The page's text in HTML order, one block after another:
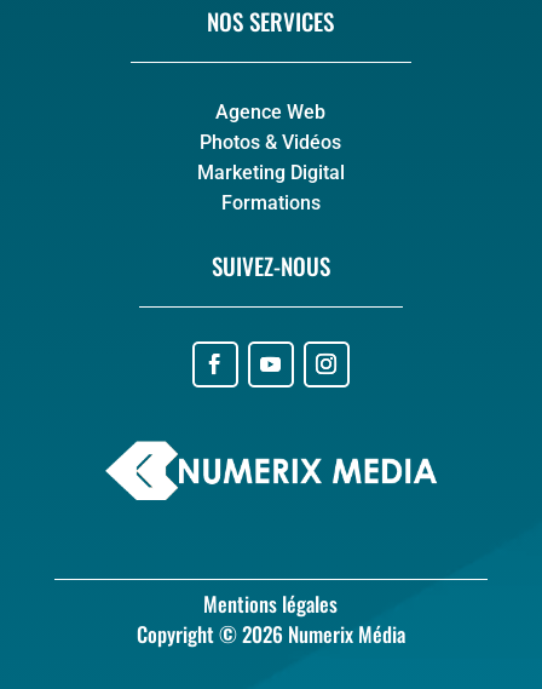
NOS SERVICES
Agence Web
Photos & Vidéos
Marketing Digital
Formations
SUIVEZ-NOUS
Mentions légales
Copyright © 2026 Numerix Média